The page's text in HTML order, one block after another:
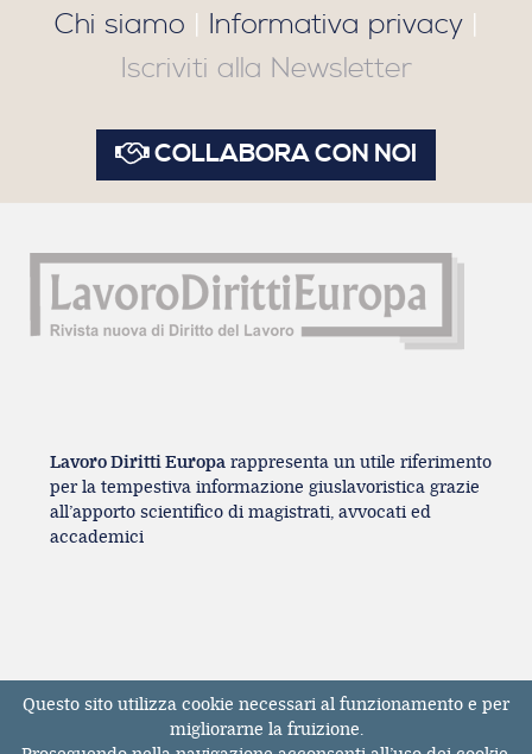
Chi siamo | Informativa privacy|
Iscriviti alla Newsletter
COLLABORA CON NOI
Lavoro Diritti Europa rappresenta un utile riferimento
per la tempestiva informazione giuslavoristica grazie
all’apporto scientifico di magistrati, avvocati ed
accademici
Registrazione Tribunale di Milano n° 131131
dell'11/04/2017
Questo sito utilizza cookie necessari al funzionamento e per
migliorarne la fruizione.